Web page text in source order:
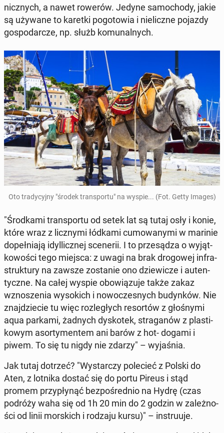
nicz­nych, a nawet rowerów. Jedyne sa­mo­cho­dy, jakie
są używane to karetki po­go­to­wia i nie­licz­ne pojazdy
go­spo­dar­cze, np. służb ko­mu­nal­nych.
Oto tra­dy­cyj­ny "środek trans­por­tu" na wyspie... (Fot. Getty Images)
"Środ­ka­mi trans­por­tu od setek lat są tutaj osły i konie,
które wraz z licz­ny­mi łódkami cu­mo­wa­ny­mi w marinie
do­peł­nia­ją idyl­licz­nej sce­ne­rii. I to prze­są­dza o wy­jąt­
ko­wo­ści tego miejsca: z uwagi na brak dro­go­wej in­fra­
struk­tu­ry na zawsze zo­sta­nie ono dzie­wi­cze i au­ten­
tycz­ne. Na całej wyspie obo­wią­zu­je także zakaz
wzno­sze­nia wy­so­kich i no­wo­cze­snych bu­dyn­ków. Nie
znaj­dzie­cie tu więc roz­le­głych re­sor­tów z gło­śny­mi
aqua parkami, żadnych dys­ko­tek, stra­ga­nów z pla­sti­
ko­wym asor­ty­men­tem ani barów z hot- dogami i
piwem. To się tu nigdy nie zdarzy" – wy­ja­śnia.
Jak tutaj dotrzeć? "Wy­star­czy po­le­cieć z Polski do
Aten, z lotnika dostać się do portu Pireus i stąd
promem przy­pły­nąć bez­po­śred­nio na Hydrę (czas
podróży waha się od 1h 20 min do 2 godzin w za­leż­no­
ści od linii mor­skich i rodzaju kursu)" – in­stru­uje.